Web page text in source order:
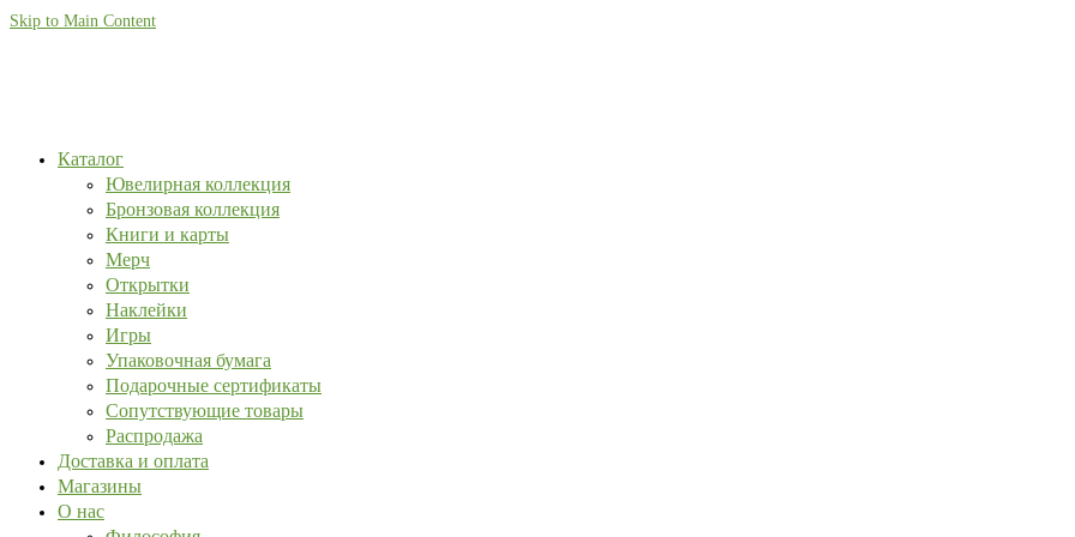
Skip to Main Content
Каталог
Ювелирная коллекция
Бронзовая коллекция
Книги и карты
Мерч
Открытки
Наклейки
Игры
Упаковочная бумага
Подарочные сертификаты
Сопутствующие товары
Распродажа
Доставка и оплата
Магазины
О нас